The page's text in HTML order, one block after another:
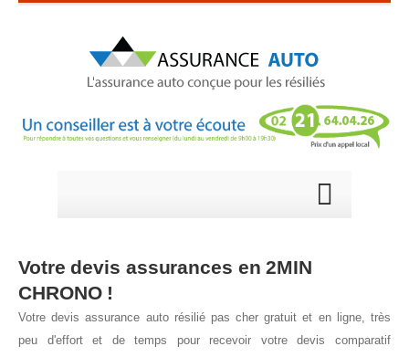
Votre devis assurances en2MIN
CHRONO!
Votre devis assurance auto résilié pas cher gratuit et en ligne, très
peu d'effort et de temps pour recevoir votre devis comparatif